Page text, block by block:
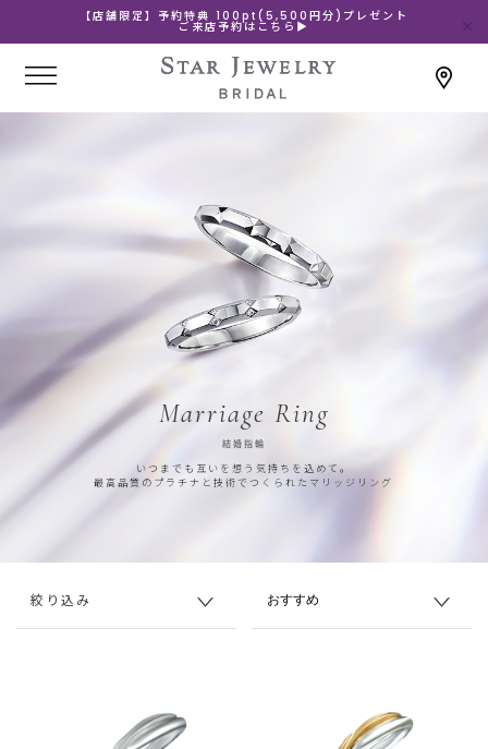
【店舗限定】予約特典 100pt(5,500円分)プレゼント
ご来店予約はこちら▶
Marriage Ring
結婚指輪
いつまでも互いを想う気持ちを込めて。
最高品質のプラチナと技術でつくられたマリッジリング
絞り込み